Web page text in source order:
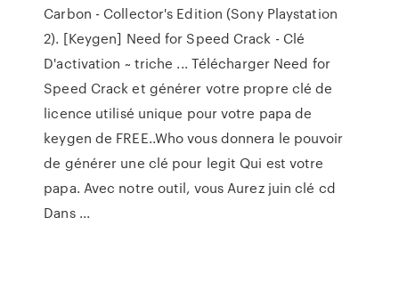
Carbon - Collector's Edition (Sony Playstation
2). [Keygen] Need for Speed Crack - Clé
D'activation ~ triche ... Télécharger Need for
Speed Crack et générer votre propre clé de
licence utilisé unique pour votre papa de
keygen de FREE..Who vous donnera le pouvoir
de générer une clé pour legit Qui est votre
papa. Avec notre outil, vous Aurez juin clé cd
Dans ...